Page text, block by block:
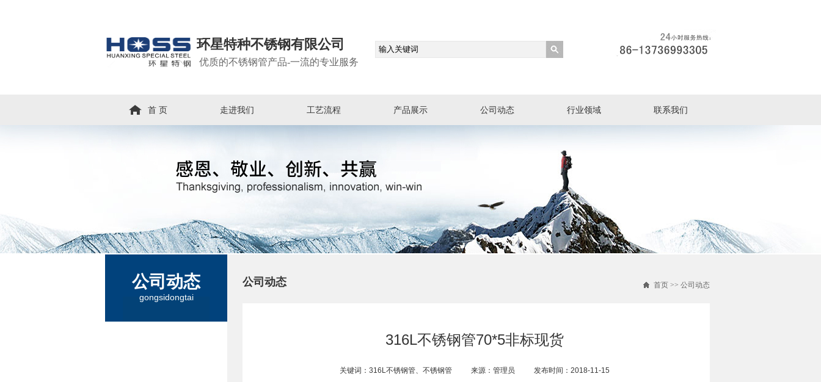
环星特种不锈钢有限公司
优质的不锈钢管产品-一流的专业服务
首 页 走进我们 工艺流程 产品展示 公司动态 行业领域 联系我们
公司动态
gongsidongtai
公司动态 首页 >> 公司动态
316L不锈钢管70*5非标现货
关键词：316L不锈钢管、不锈钢管 来源：管理员 发布时间：2018-11-15